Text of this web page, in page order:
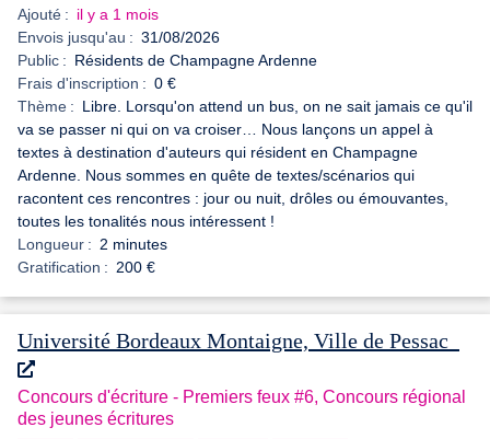
Ajouté : il y a 1 mois
Envois jusqu'au : 31/08/2026
Public : Résidents de Champagne Ardenne
Frais d'inscription : 0 €
Thème : Libre. Lorsqu'on attend un bus, on ne sait jamais ce qu'il
va se passer ni qui on va croiser… Nous lançons un appel à
textes à destination d'auteurs qui résident en Champagne
Ardenne. Nous sommes en quête de textes/scénarios qui
racontent ces rencontres : jour ou nuit, drôles ou émouvantes,
toutes les tonalités nous intéressent !
Longueur : 2 minutes
Gratification : 200 €
Université Bordeaux Montaigne, Ville de Pessac
Concours d'écriture - Premiers feux #6, Concours régional
des jeunes écritures